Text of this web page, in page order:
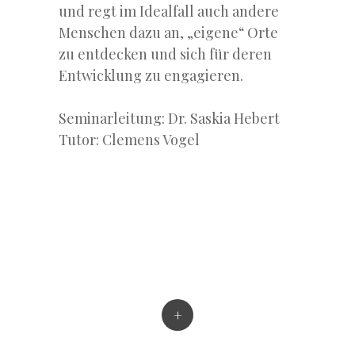
und regt im Idealfall auch andere
Menschen dazu an, „eigene“ Orte
zu entdecken und sich für deren
Entwicklung zu engagieren.
Seminarleitung: Dr. Saskia Hebert
Tutor: Clemens Vogel
+